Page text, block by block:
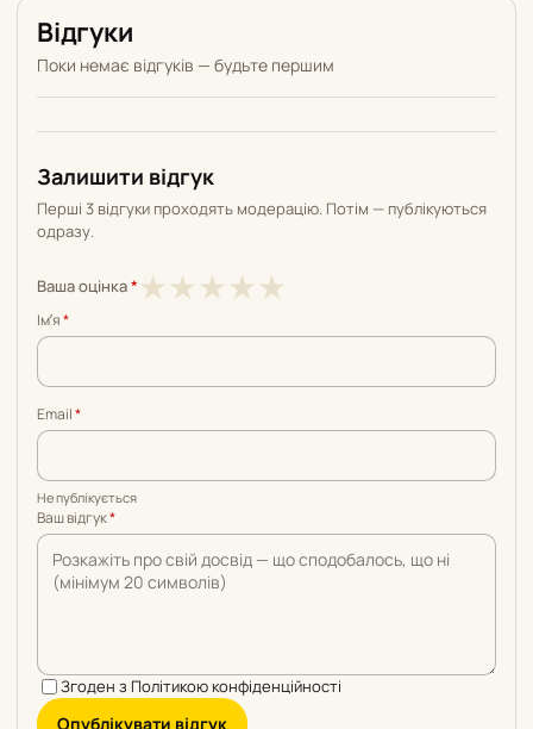
Відгуки
Поки немає відгуків — будьте першим
Залишити відгук
Перші 3 відгуки проходять модерацію. Потім — публікуються
одразу.
Ваша оцінка* ★
5
★4
5
★3
5
★2
5
★1
5
Імʼя*
Email*
Не публікується
Ваш відгук*
Згоден з Політикою конфіденційності
Опублікувати відгук